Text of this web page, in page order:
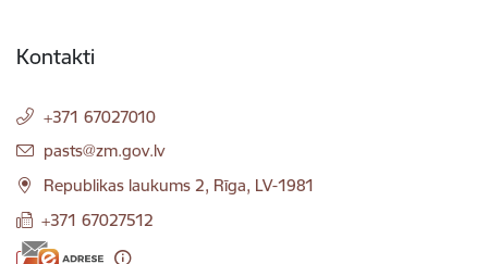
Kontakti
+371 67027010
E-pasts:
pasts@zm.gov.lv
Republikas laukums 2, Rīga, LV-1981
+371 67027512